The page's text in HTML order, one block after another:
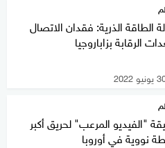
الطاقة الذرية: فقدان الاتصال
الرقابة بزاباروجيا
2022
"الفيديو المرعب" لحريق أكبر
نووية في أوروبا